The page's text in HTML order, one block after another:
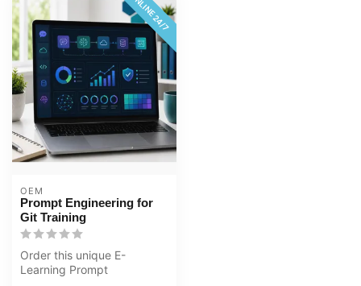
ONLINE 24/7
OEM
Prompt Engineering for
Git Training
Order this unique E-
Learning Prompt